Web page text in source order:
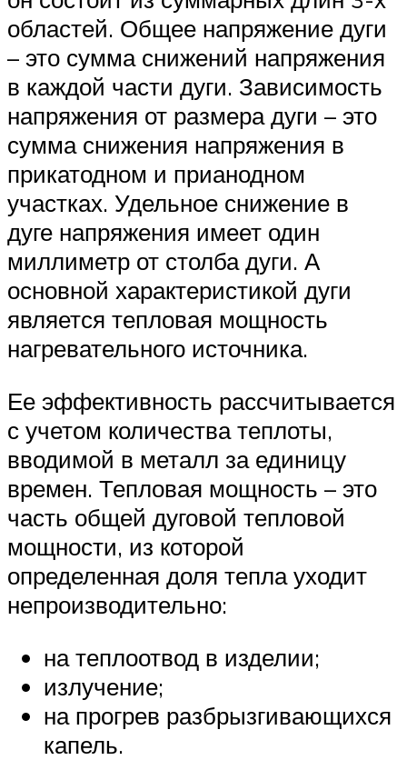
областей. Общее напряжение дуги
– это сумма снижений напряжения
в каждой части дуги. Зависимость
напряжения от размера дуги – это
сумма снижения напряжения в
прикатодном и прианодном
участках. Удельное снижение в
дуге напряжения имеет один
миллиметр от столба дуги. А
основной характеристикой дуги
является тепловая мощность
нагревательного источника.
Ее эффективность рассчитывается
с учетом количества теплоты,
вводимой в металл за единицу
времен. Тепловая мощность – это
часть общей дуговой тепловой
мощности, из которой
определенная доля тепла уходит
непроизводительно:
на теплоотвод в изделии;
излучение;
на прогрев разбрызгивающихся
капель.